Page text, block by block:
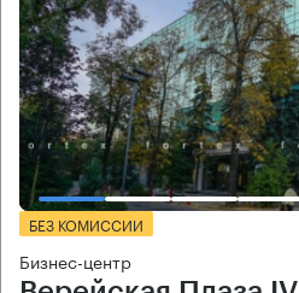
БЕЗ КОМИССИИ
Бизнес-центр